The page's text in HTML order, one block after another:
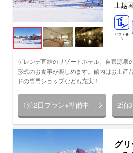
上越
リフト券
付
ゲレンデ直結のリゾートホテル。自家源泉
形式のお食事が楽しめます。館内はお土産
ドの専門ショップなども充実！
1泊2日プラン※準備中 2泊
グ